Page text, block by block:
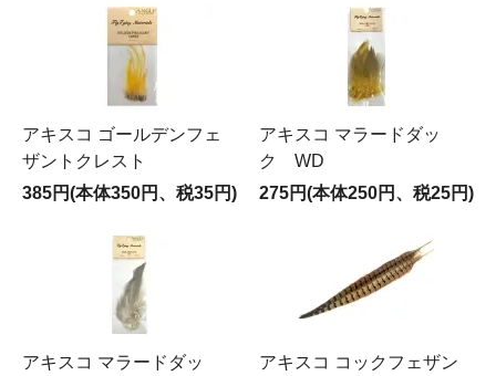
アキスコ ゴールデンフェ
ザントクレスト
385円(本体350円、税35円)
アキスコ マラードダッ
ク WD
275円(本体250円、税25円)
アキスコ マラードダッ
アキスコ コックフェザン